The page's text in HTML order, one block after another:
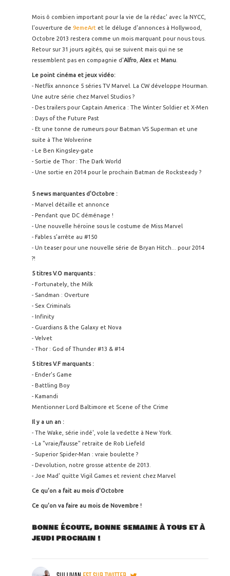
Mois ô combien important pour la vie de la rédac' avec la NYCC,
l'ouverture de 9emeArt et le déluge d'annonces à Hollywood,
Octobre 2013 restera comme un mois marquant pour nous tous.
Retour sur 31 jours agités, qui se suivent mais qui ne se
ressemblent pas en compagnie d'Alfro Alex et Manu
Le point cinéma et jeux vidéo:
- Netflix annonce 5 séries TV Marvel. La CW développe Hourman.
Une autre série chez Marvel Studios ?
- Des trailers pour Captain America : The Winter Soldier et X-Men
: Days of the Future Past
- Et une tonne de rumeurs pour Batman VS Superman et une
suite à The Wolverine
- Le Ben Kingsley-gate
- Sortie de Thor : The Dark World
- Une sortie en 2014 pour le prochain Batman de Rocksteady ?
5 news marquantes d'Octobre :
- Marvel détaille et annonce
- Pendant que DC déménage !
- Une nouvelle héroïne sous le costume de Miss Marvel
- Fables s'arrête au #150
- Un teaser pour une nouvelle série de Bryan Hitch... pour 2014
?!
5 titres V.O marquants :
- Fortunately, the Milk
- Sandman : Overture
- Sex Criminals
- Infinity
- Guardians & the Galaxy et Nova
- Velvet
- Thor : God of Thunder #13 & #14
5 titres V.F marquants :
- Ender's Game
- Battling Boy
- Kamandi
Mentionner Lord Baltimore et Scene of the Crime
Il y a un an :
- The Wake, série indé', vole la vedette à New York.
- La "vraie/fausse" retraite de Rob Liefeld
- Superior Spider-Man : vraie boulette ?
- Devolution, notre grosse attente de 2013.
- Joe Mad' quitte Vigil Games et revient chez Marvel
Ce qu'on a fait au mois d'Octobre
Ce qu'on va faire au mois de Novembre !
BONNE ÉCOUTE, BONNE SEMAINE À TOUS ET À
JEUDI PROCHAIN !